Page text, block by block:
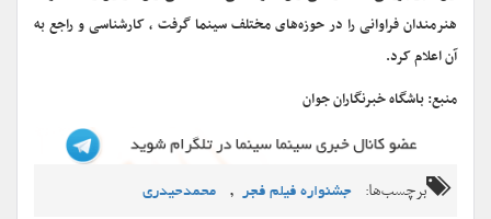
هنرمندان فراوانی را در حوزه‌های مختلف سینما گرفت ، کارشناسی و راجع به
آن اعلام کرد.
منبع: باشگاه خبرنگاران جوان
برچسب‌ها: جشنواره فیلم فجر , محمدحیدری